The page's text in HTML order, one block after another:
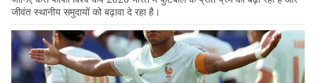
जीवंत स्थानीय समुदायों को बढ़ावा दे रहा है।